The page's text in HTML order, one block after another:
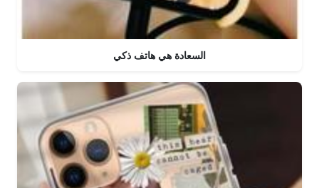
السعادة هي هاتف ذكي